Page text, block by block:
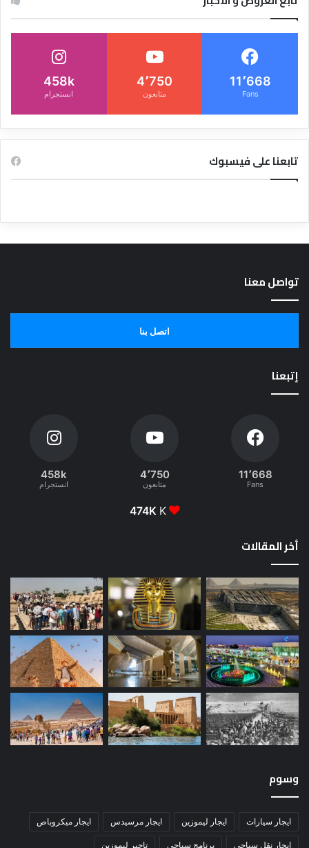
11٬668
Fans
4٬750
متابعون
458k
انستجرام
تابعنا على فيسبوك
تواصل معنا
اتصل بنا
إتبعنا
11٬668
Fans
4٬750
متابعون
458k
انستجرام
474K K
أخر المقالات
وسوم
ايجار سيارات ايجار ليموزين ايجار مرسيدس ايجار ميكروباص
ايجار نقل سياحي برنامج سياحي تاجير ليموزين